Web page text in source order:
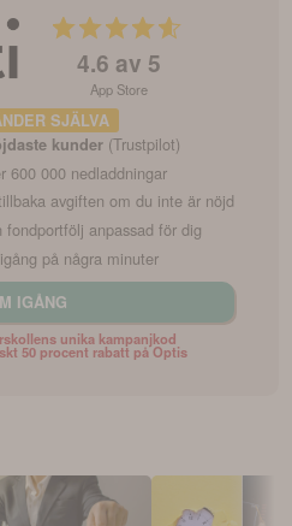
4.6 av 5
App Store
SJÄLVA
kunder (Trustpilot)
600 000 nedladdningar
avgiften om du inte är nöjd
anpassad för dig
på några minuter
IGÅNG
unika kampanjkod
50 procent rabatt på Optis